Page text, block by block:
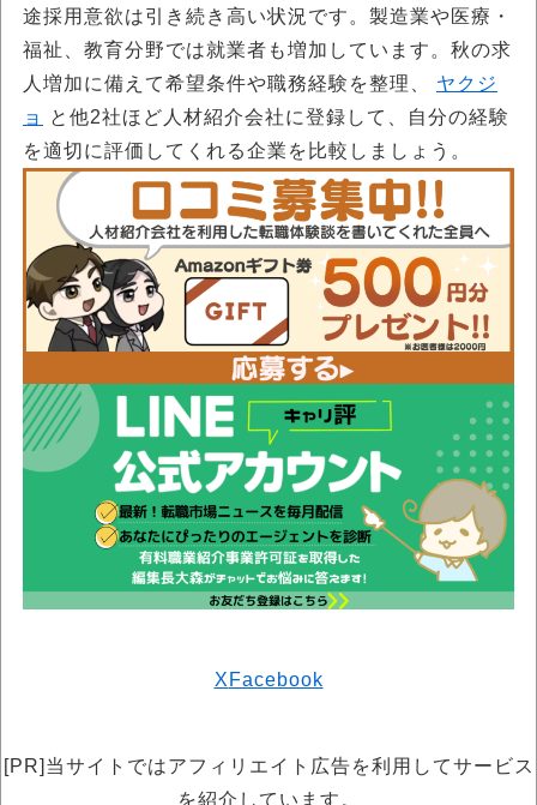
途採用意欲は引き続き高い状況です。製造業や医療・
福祉、教育分野では就業者も増加しています。秋の求
人増加に備えて希望条件や職務経験を整理、 ヤクジ
ョ
と他2社ほど人材紹介会社に登録して、自分の経験
を適切に評価してくれる企業を比較しましょう。
X Facebook
[PR]当サイトではアフィリエイト広告を利用してサービス
を紹介しています。